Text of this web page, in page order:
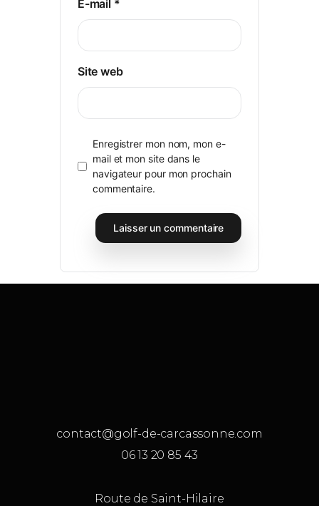
E-mail *
Site web
Enregistrer mon nom, mon e-
mail et mon site dans le
navigateur pour mon prochain
commentaire.
contact@golf-de-carcassonne.com
06 13 20 85 43
Route de Saint-Hilaire